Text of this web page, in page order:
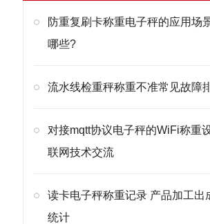
防重复刷卡称重电子秤的应用场
哪些?
流水线检重秤称重不准常见故障
对接mqtt协议电子秤的WiFi称重
联网技术交流
读卡电子秤称重记录 产品加工出
统计